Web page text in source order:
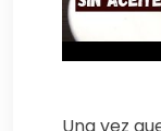
Una vez